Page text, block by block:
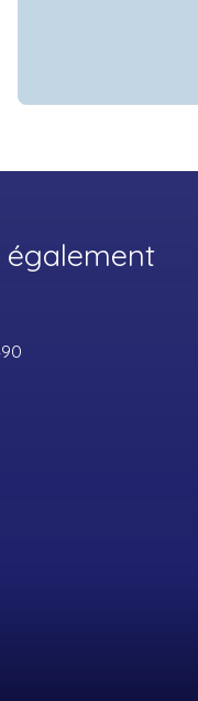
également